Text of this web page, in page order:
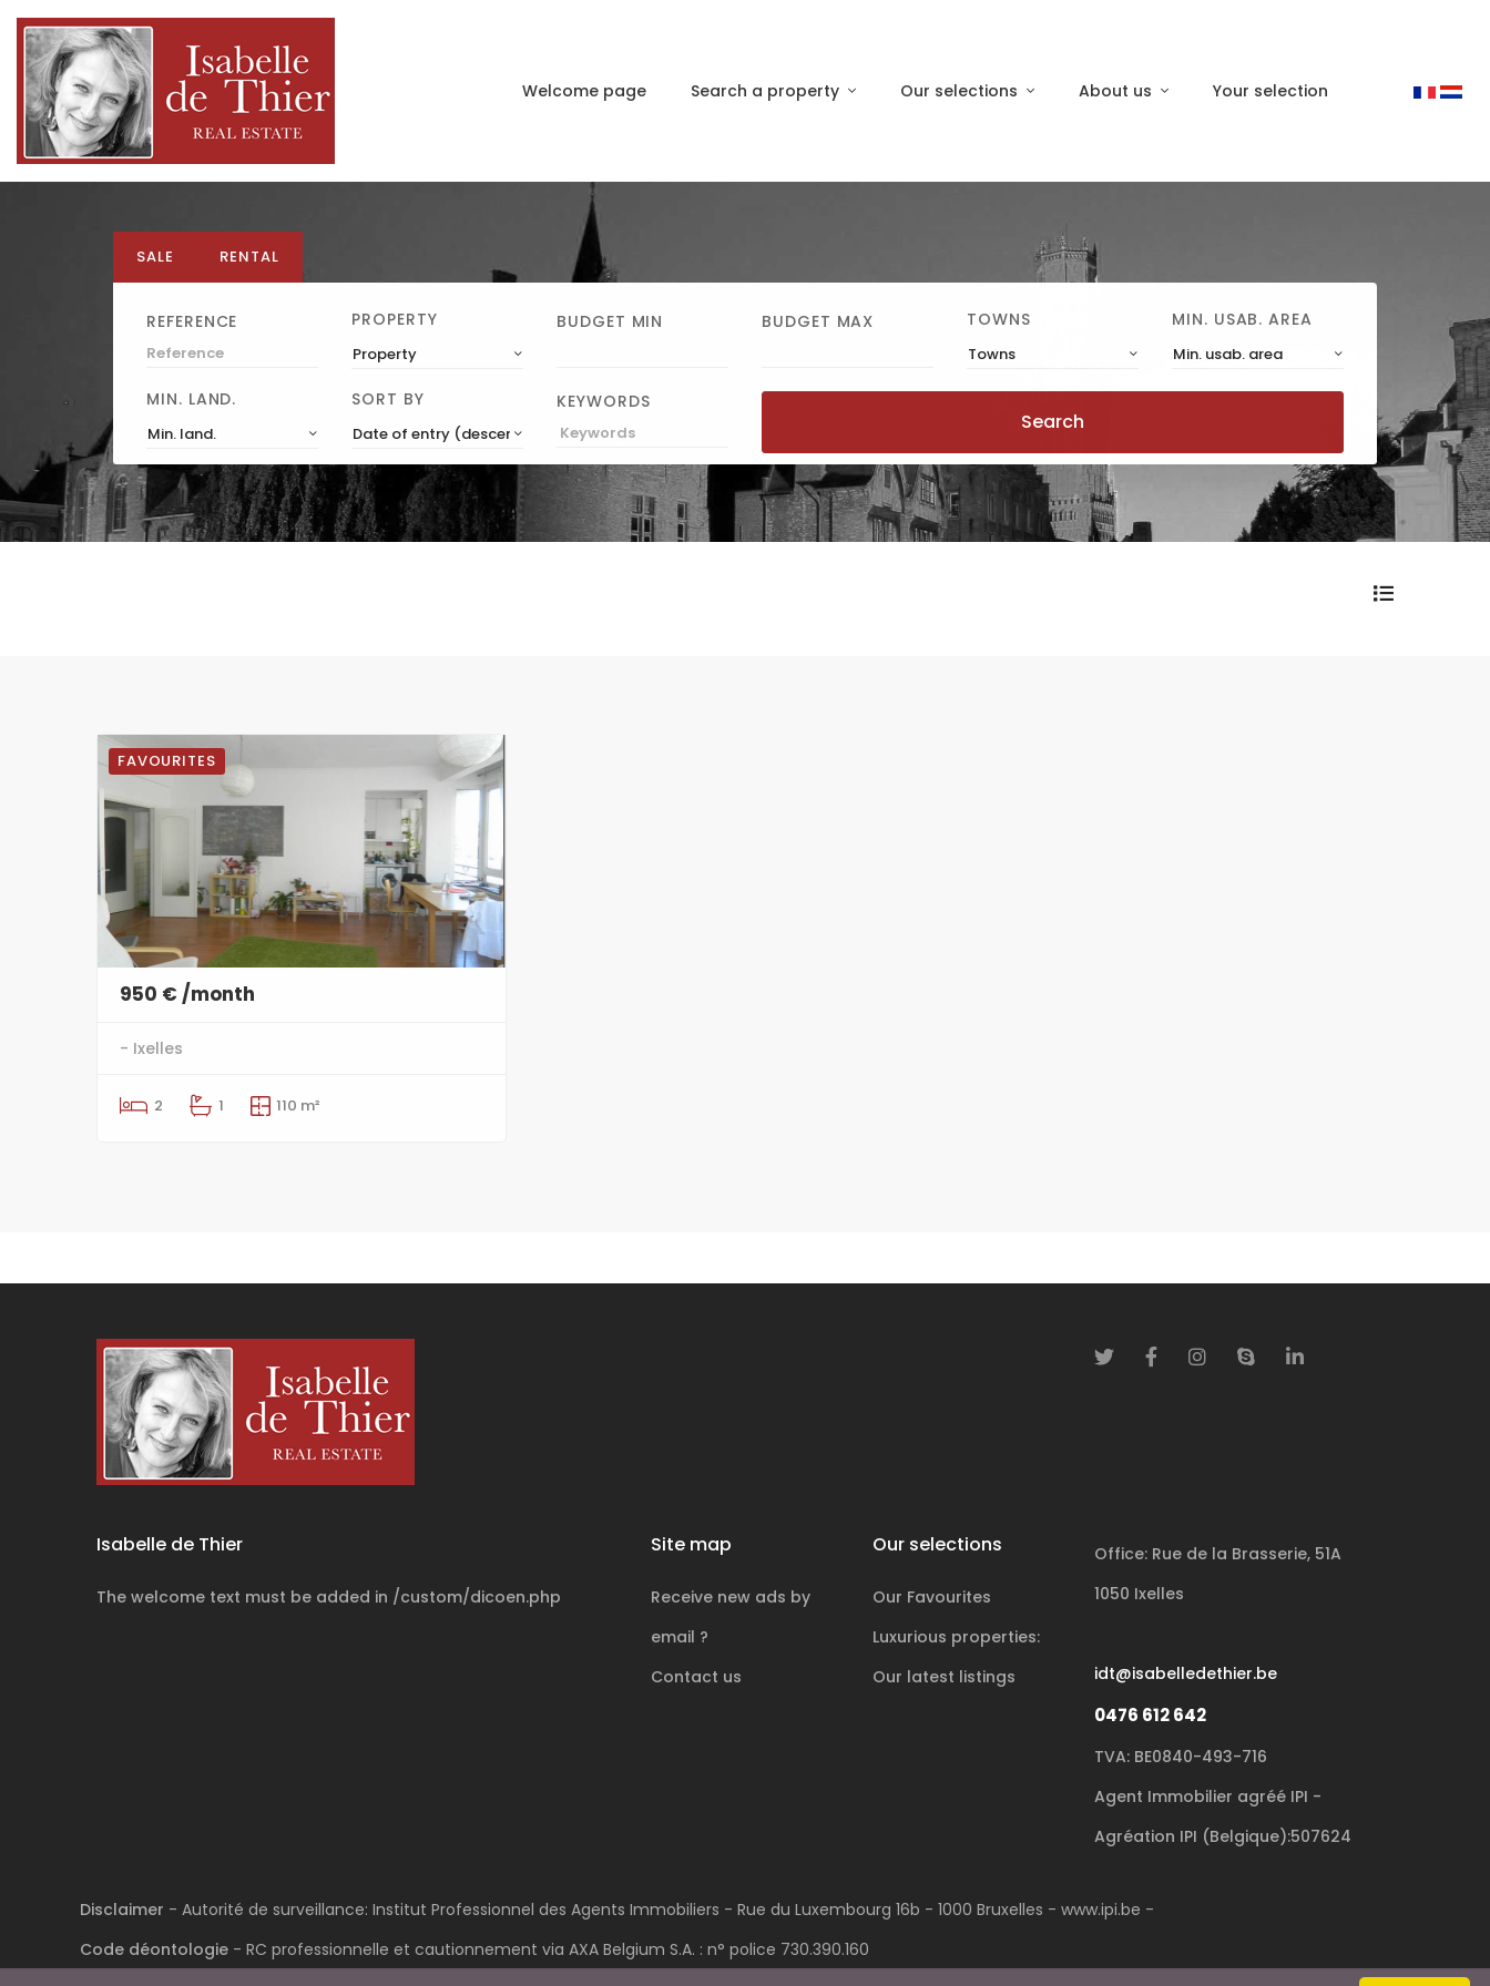
Welcome page Search a property Our selections About us Your selection
SALE RENTAL
REFERENCE PROPERTY
Property
BUDGET MIN BUDGET MAX TOWNS
Towns
MIN. USAB. AREA
Min. usab. area
MIN. LAND.
Min. land.
SORT BY
Date of entry (descending)
KEYWORDS
Search
FAVOURITES
950 € /month
- Ixelles
2 1 110 m²
Isabelle de Thier
The welcome text must be added in /custom/dicoen.php
Site map
Receive new ads by
email ?
Contact us
Our selections
Our Favourites
Luxurious properties:
Our latest listings
Office: Rue de la Brasserie, 51A
1050 Ixelles
idt@isabelledethier.be
0476 612 642
TVA: BE0840-493-716
Agent Immobilier agréé IPI -
Agréation IPI (Belgique):507624
Disclaimer - Autorité de surveillance: Institut Professionnel des Agents Immobiliers - Rue du Luxembourg 16b - 1000 Bruxelles - www.ipi.be -
Code déontologie - RC professionnelle et cautionnement via AXA Belgium S.A. : n° police 730.390.160